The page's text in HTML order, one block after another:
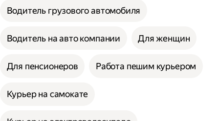
Водитель грузового автомобиля
Водитель на авто компании Для женщин
Для пенсионеров Работа пешим курьером
Курьер на самокате